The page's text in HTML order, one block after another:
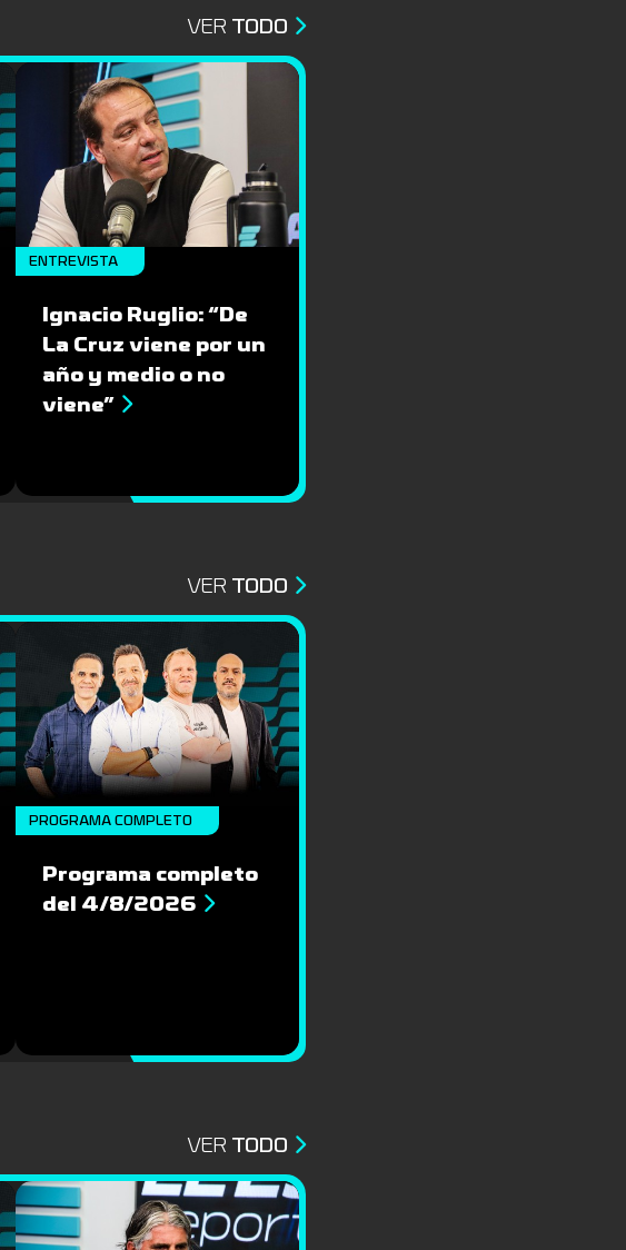
VER TODO
ENTREVISTA
Ignacio Ruglio: “De
La Cruz viene por un
año y medio o no
viene”
VER TODO
PROGRAMA COMPLETO
Programa completo
del 4/8/2026
VER TODO